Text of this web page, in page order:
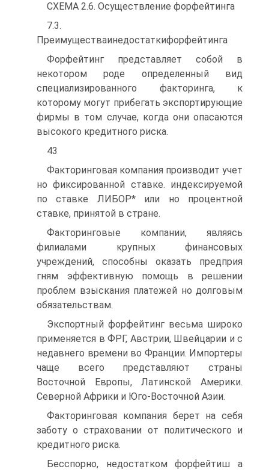
СХЕМА 2.6. Осуществление форфейтинга
7.3.
Преимуществаинедостаткифорфейтинга
Форфейтинг представляет собой в
некотором роде определенный вид
специализированного факторинга, к
которому могут прибегать экспортирующие
фирмы в том случае, когда они опасаются
высокого кредитного риска.
43
Факторинговая компания производит учет
но фиксированной ставке. индексируемой
по ставке ЛИБОР* или но процентной
ставке, принятой в стране.
Факторинговые компании, являясь
филиалами крупных финансовых
учреждений, способны оказать предприя
гням эффективную помощь в решении
проблем взыскания платежей но долговым
обязательствам.
Экспортный форфейтинг весьма широко
применяется в ФРГ, Австрии, Швейцарии и с
недавнего времени во Франции. Импортеры
чаще всего представляют страны
Восточной Европы, Латинской Америки.
Северной Африки и Юго-Восточной Азии.
Факторинговая компания берет на себя
заботу о страховании от политического и
кредитного риска.
Бесспорно, недостатком форфейтиш а